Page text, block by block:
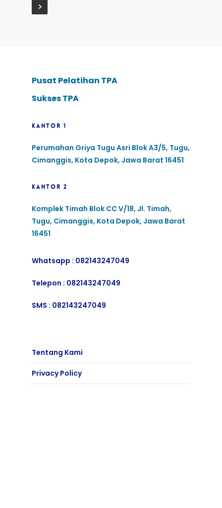
Pusat Pelatihan TPA
Sukses TPA
KANTOR 1
Perumahan Griya Tugu Asri Blok A3/5, Tugu,
Cimanggis, Kota Depok, Jawa Barat 16451
KANTOR 2
Komplek Timah Blok CC V/18, Jl. Timah,
Tugu, Cimanggis, Kota Depok, Jawa Barat
16451
Whatsapp : 082143247049
Telepon : 082143247049
SMS : 082143247049
Tentang Kami
Privacy Policy